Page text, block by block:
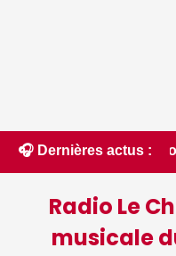
🎧 Dernières actus :
• 📰
Radio Le
musicale